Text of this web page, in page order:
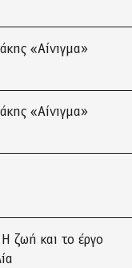
«Αίνιγμα»
«Αίνιγμα»
ζωή και το έργο